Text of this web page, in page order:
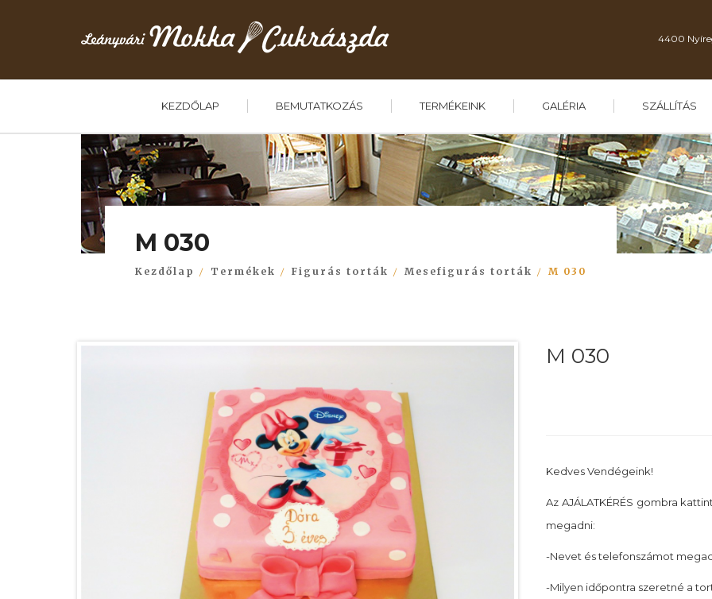
4400
KEZDŐLAP BEMUTATKOZÁS TERMÉKEINK GALÉRIA SZÁLLÍTÁS
M 030
Kezdőlap Termékek Figurás torták Mesefigurás torták M 030
M 030
Kedves Vendégeink!
Az AJÁLATKÉRÉS gombra
megadni:
-Nevet és telefonszámot
-Milyen időpontra szeretné a